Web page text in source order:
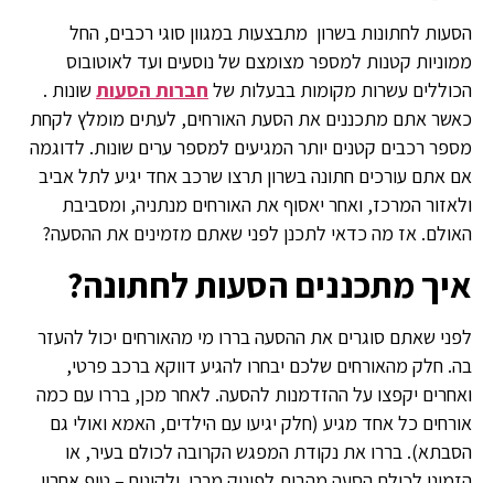
הסעות לחתונות בשרון מתבצעות במגוון סוגי רכבים, החל
ממוניות קטנות למספר מצומצם של נוסעים ועד לאוטובוס
הכוללים עשרות מקומות בבעלות של חברות הסעותשונות .
כאשר אתם מתכננים את הסעת האורחים, לעתים מומלץ לקחת
מספר רכבים קטנים יותר המגיעים למספר ערים שונות. לדוגמה
אם אתם עורכים חתונה בשרון תרצו שרכב אחד יגיע לתל אביב
ולאזור המרכז, ואחר יאסוף את האורחים מנתניה, ומסביבת
האולם. אז מה כדאי לתכנן לפני שאתם מזמינים את ההסעה?
איך מתכננים הסעות לחתונה?
לפני שאתם סוגרים את ההסעה בררו מי מהאורחים יכול להעזר
בה. חלק מהאורחים שלכם יבחרו להגיע דווקא ברכב פרטי,
ואחרים יקפצו על ההזדמנות להסעה. לאחר מכן, בררו עם כמה
אורחים כל אחד מגיע (חלק יגיעו עם הילדים, האמא ואולי גם
הסבתא). בררו את נקודת המפגש הקרובה לכולם בעיר, או